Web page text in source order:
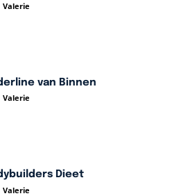
Valerie
van Binnen
Valerie
Dieet
Valerie